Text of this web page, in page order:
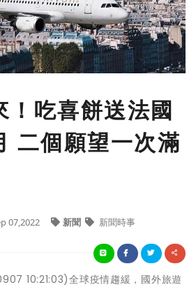
！吃喜餅送法國
二個願望一次滿
07,2022 新聞 新聞時事
10:21:03)全球疫情趨緩，國外旅遊